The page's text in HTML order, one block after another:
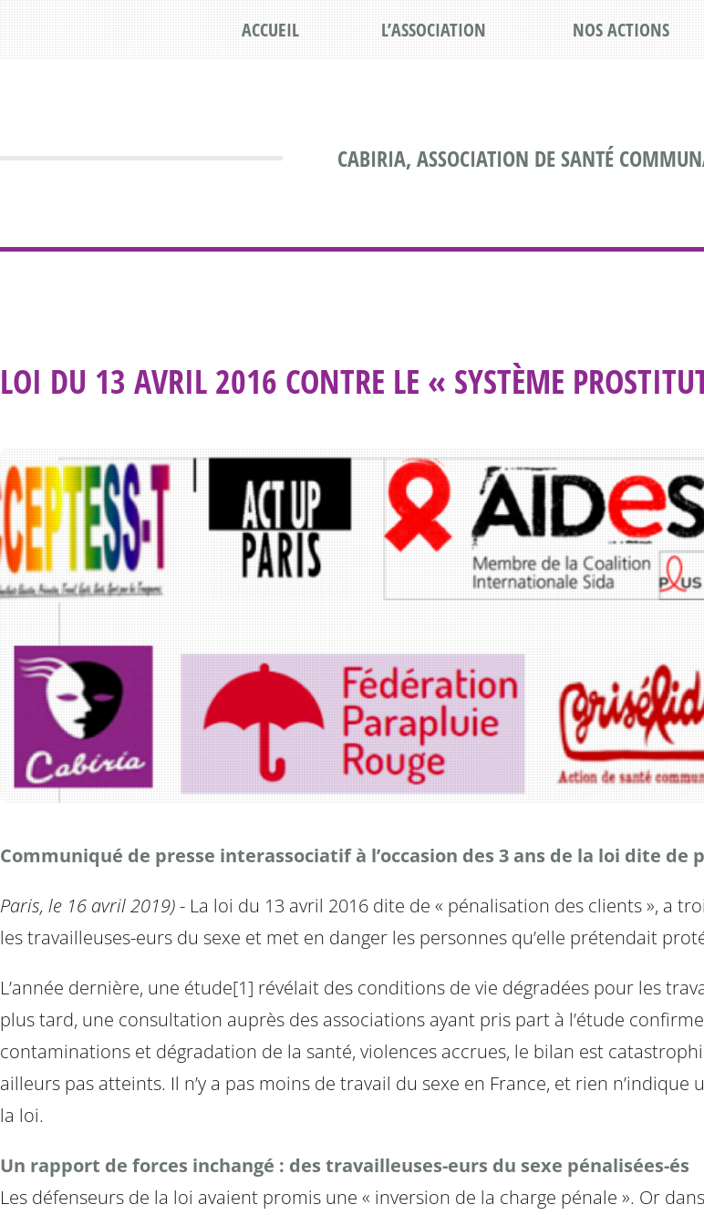
CABIRIA, ASSOCIATION DE SANTÉ
ACCUEIL L’ASSOCIATION NOS ACTIONS
LOI DU 13 AVRIL 2016 CONTRE LE « SYSTÈME
Communiqué de presse interassociatif à l’occasion des 3 ans de la loi dite de
Paris, le 16 avril 2019)- La loi du 13 avril 2016 dite de « pénalisation des clients », a
les travailleuses-eurs du sexe et met en danger les personnes qu’elle prétendait
L’année dernière, une étude[1] révélait des conditions de vie dégradées pour les
plus tard, une consultation auprès des associations ayant pris part à l’étude
contaminations et dégradation de la santé, violences accrues, le bilan est
ailleurs pas atteints. Il n’y a pas moins de travail du sexe en France, et rien
la loi.
Un rapport de forces inchangé : des travailleuses-eurs du sexe pénalisées-és
Les défenseurs de la loi avaient promis une « inversion de la charge pénale ». Or